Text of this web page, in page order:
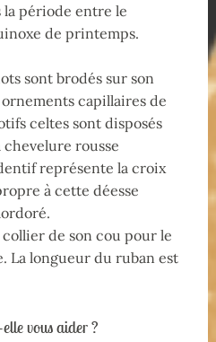
période entre le
de printemps.
sont brodés sur son
capillaires de
celtes sont disposés
rousse
représente la croix
à cette déesse
de son cou pour le
La longueur du ruban est
vous aider ?